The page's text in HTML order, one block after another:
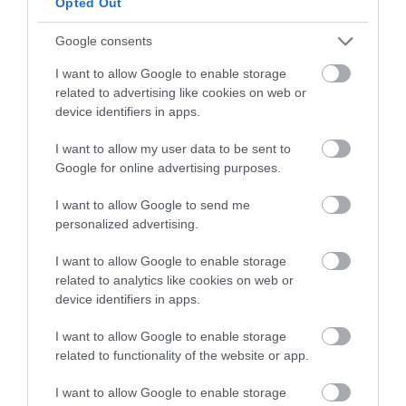
Google consents
I want to allow Google to enable storage
related to advertising like cookies on web or
device identifiers in apps.
I want to allow my user data to be sent to
Google for online advertising purposes.
I want to allow Google to send me
personalized advertising.
I want to allow Google to enable storage
related to analytics like cookies on web or
device identifiers in apps.
I want to allow Google to enable storage
related to functionality of the website or app.
I want to allow Google to enable storage